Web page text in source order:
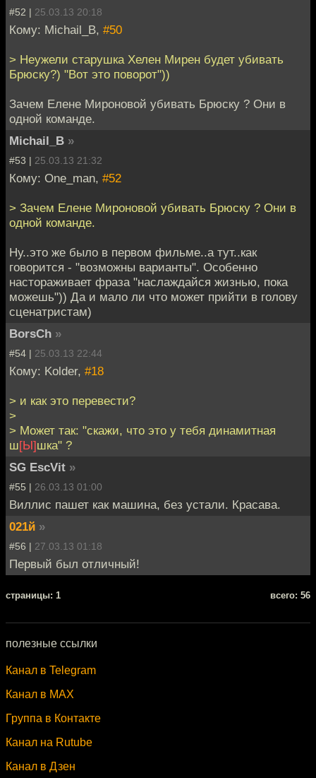
#52 | 25.03.13 20:18
Кому: Michail_B, #50
> Неужели старушка Хелен Мирен будет убивать
Брюску?) "Вот это поворот"))
Зачем Елене Мироновой убивать Брюску ? Они в
одной команде.
Michail_B »
#53 | 25.03.13 21:32
Кому: One_man, #52
> Зачем Елене Мироновой убивать Брюску ? Они в
одной команде.
Ну..это же было в первом фильме..а тут..как
говорится - "возможны варианты". Особенно
настораживает фраза "наслаждайся жизнью, пока
можешь")) Да и мало ли что может прийти в голову
сценатристам)
BorsCh »
#54 | 25.03.13 22:44
Кому: Kolder, #18
> и как это перевести?
>
> Может так: "скажи, что это у тебя динамитная
ш[Ы]шка" ?
SG EscVit »
#55 | 26.03.13 01:00
Виллис пашет как машина, без устали. Красава.
021й »
#56 | 27.03.13 01:18
Первый был отличный!
cтраницы: 1 всего: 56
полезные ссылки
Канал в Telegram
Канал в MAX
Группа в Контакте
Канал на Rutube
Канал в Дзен